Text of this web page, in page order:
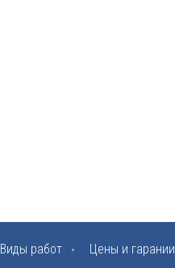
Виды работ Цены и гарании